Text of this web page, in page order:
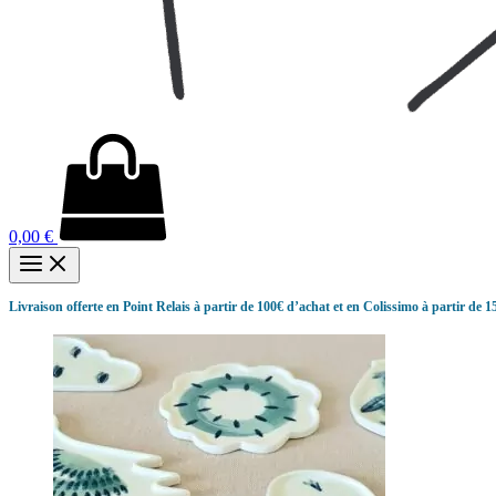
0,00 €
Livraison offerte en Point Relais à partir de 100€ d’achat et en Colissimo à partir de